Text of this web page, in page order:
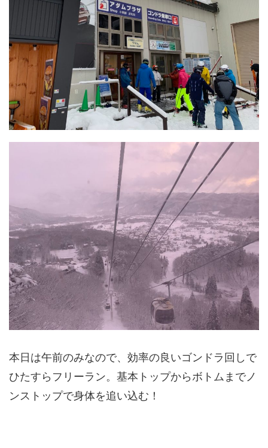
本日は午前のみなので、効率の良いゴンドラ回しで
ひたすらフリーラン。基本トップからボトムまでノ
ンストップで身体を追い込む！